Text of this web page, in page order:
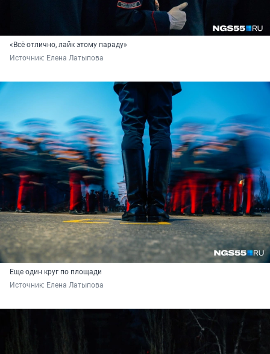
«Всё отлично, лайк этому параду»
Источник: Елена Латыпова
Еще один круг по площади
Источник: Елена Латыпова